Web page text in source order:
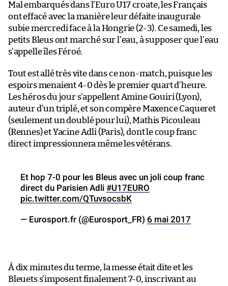
Mal embarqués dans l’Euro U17 croate, les Français
ont effacé avec la manière leur défaite inaugurale
subie mercredi face à la Hongrie (2-3). Ce samedi, les
petits Bleus ont marché sur l’eau, à supposer que l’eau
s’appelle îles Féroé.
Tout est allé très vite dans ce non-match, puisque les
espoirs menaient 4-0 dès le premier quart d’heure.
Les héros du jour s’appellent Amine Gouiri (Lyon),
auteur d’un triplé, et son compère Maxence Caqueret
(seulement un doublé pour lui), Mathis Picouleau
(Rennes) et Yacine Adli (Paris), dont le coup franc
direct impressionnera même les vétérans.
Et hop 7-0 pour les Bleus avec un joli coup franc
direct du Parisien Adli #U17EURO
pic.twitter.com/QTuvsocsbK
— Eurosport.fr (@Eurosport_FR) 6 mai 2017
À dix minutes du terme, la messe était dite et les
Bleuets s’imposent finalement 7-0, inscrivant au